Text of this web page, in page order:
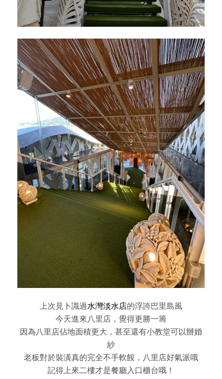
上次見卜識過水灣淡水店的浮誇巴里島風
今天進來八里店，覺得更勝一籌
因為八里店佔地面積更大，甚至還有小教堂可以辦婚
紗
老板對於裝潢真的完全不手軟餒，八里店好氣派哦
記得上來二樓才是餐廳入口櫃台哦！